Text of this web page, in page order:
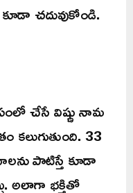
చదువుకోండి.
చేసే విష్ణు నామ
కలుగుతుంది. 33
పాటిస్తే కూడా
అలాగా భక్తితో